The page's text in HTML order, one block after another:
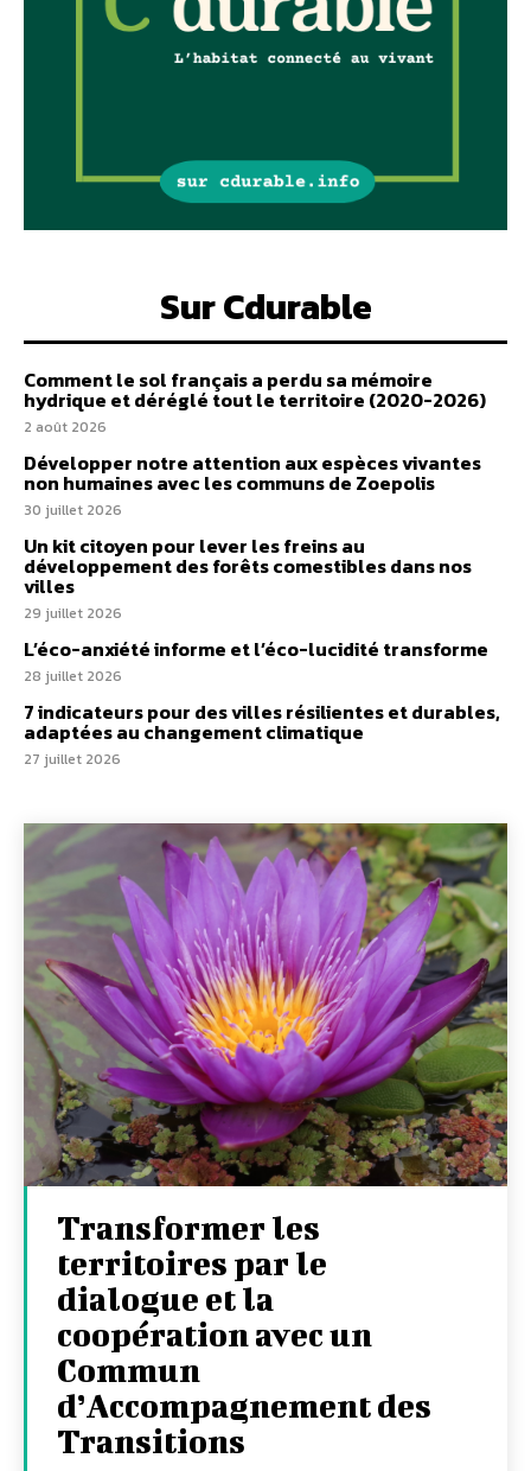
Sur Cdurable
Comment le sol français a perdu sa mémoire
hydrique et déréglé tout le territoire (2020-2026)
2 août 2026
Développer notre attention aux espèces vivantes
non humaines avec les communs de Zoepolis
30 juillet 2026
Un kit citoyen pour lever les freins au
développement des forêts comestibles dans nos
villes
29 juillet 2026
L’éco-anxiété informe et l’éco-lucidité transforme
28 juillet 2026
7 indicateurs pour des villes résilientes et durables,
adaptées au changement climatique
27 juillet 2026
Transformer les
territoires par le
dialogue et la
coopération avec un
Commun
d’Accompagnement des
Transitions